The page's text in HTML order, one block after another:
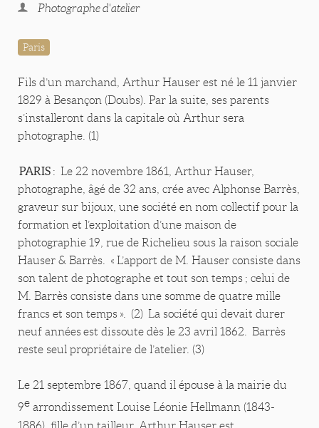
Photographe d'atelier
Paris
Fils d’un marchand, Arthur Hauser est né le 11 janvier
1829 à Besançon (Doubs). Par la suite, ses parents
s’installeront dans la capitale où Arthur sera
photographe. (1)
PARIS : Le 22 novembre 1861, Arthur Hauser,
photographe, âgé de 32 ans, crée avec Alphonse Barrès,
graveur sur bijoux, une société en nom collectif pour la
formation et l’exploitation d’une maison de
photographie 19, rue de Richelieu sous la raison sociale
Hauser & Barrès. « L’apport de M. Hauser consiste dans
son talent de photographe et tout son temps ; celui de
M. Barrès consiste dans une somme de quatre mille
francs et son temps ». (2) La société qui devait durer
neuf années est dissoute dès le 23 avril 1862. Barrès
reste seul propriétaire de l’atelier. (3)
Le 21 septembre 1867, quand il épouse à la mairie du
9e arrondissement Louise Léonie Hellmann (1843-
1886), fille d’un tailleur, Arthur Hauser est